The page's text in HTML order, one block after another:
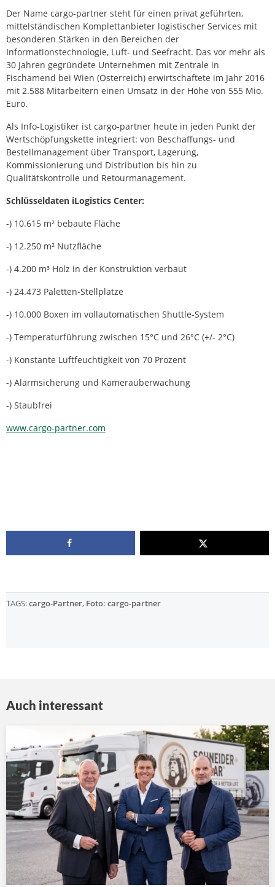
Der Name cargo-partner steht für einen privat geführten,
mittelständischen Komplettanbieter logistischer Services mit
besonderen Stärken in den Bereichen der
Informationstechnologie, Luft- und Seefracht. Das vor mehr als
30 Jahren gegründete Unternehmen mit Zentrale in
Fischamend bei Wien (Österreich) erwirtschaftete im Jahr 2016
mit 2.588 Mitarbeitern einen Umsatz in der Höhe von 555 Mio.
Euro.
Als Info-Logistiker ist cargo-partner heute in jeden Punkt der
Wertschöpfungskette integriert: von Beschaffungs- und
Bestellmanagement über Transport, Lagerung,
Kommissionierung und Distribution bis hin zu
Qualitätskontrolle und Retourmanagement.
Schlüsseldaten iLogistics Center:
-) 10.615 m² bebaute Fläche
-) 12.250 m² Nutzfläche
-) 4.200 m³ Holz in der Konstruktion verbaut
-) 24.473 Paletten-Stellplätze
-) 10.000 Boxen im vollautomatischen Shuttle-System
-) Temperaturführung zwischen 15°C und 26°C (+/- 2°C)
-) Konstante Luftfeuchtigkeit von 70 Prozent
-) Alarmsicherung und Kameraüberwachung
-) Staubfrei
www.cargo-partner.com
TAGS:cargo-Partner, Foto: cargo-partner
Auch interessant